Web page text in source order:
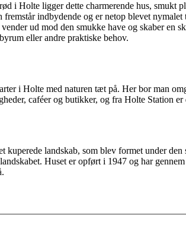
i Holte ligger dette charmerende hus,
indbydende og er netop blevet
ud mod den smukke have og skaber
eller andre praktiske behov.
i Holte med naturen tæt på. Her bor man
caféer og butikker, og fra Holte Station
landskab, som blev formet under
Huset er opført i 1947 og har